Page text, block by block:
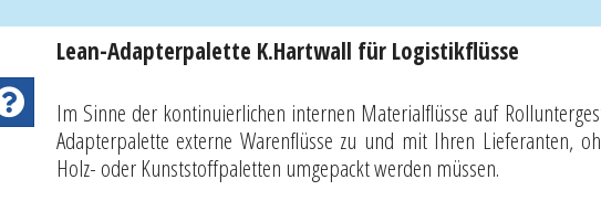
Lean-Adapterpalette K.Hartwall für Logistikflüsse
Im Sinne der kontinuierlichen internen Materialflüsse auf
Adapterpalette externe Warenflüsse zu und mit Ihren Lieferanten,
Holz- oder Kunststoffpaletten umgepackt werden müssen.